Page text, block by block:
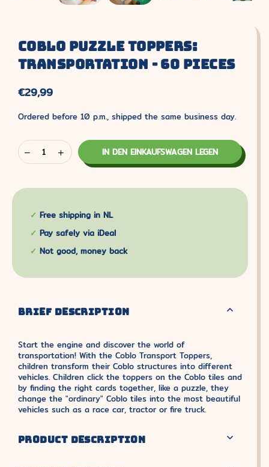
Coblo Puzzle Toppers:
Transportation - 60 Pieces
Normaler
Preis
€29,99
Ordered before 10 p.m., shipped the same business day.
IN DEN EINKAUFSWAGEN LEGEN
Free shipping in NL
Pay safely via iDeal
Not good, money back
BRIEF DESCRIPTION
Start the engine and discover the world of
transportation! With the Coblo Transport Toppers,
children transform their Coblo structures into different
vehicles. Children click the toppers on the Coblo tiles and
by finding the right cards together, like a puzzle, they
change the "ordinary" Coblo tiles into the most beautiful
vehicles such as a race car, tractor or fire truck.
PRODUCT DESCRIPTION